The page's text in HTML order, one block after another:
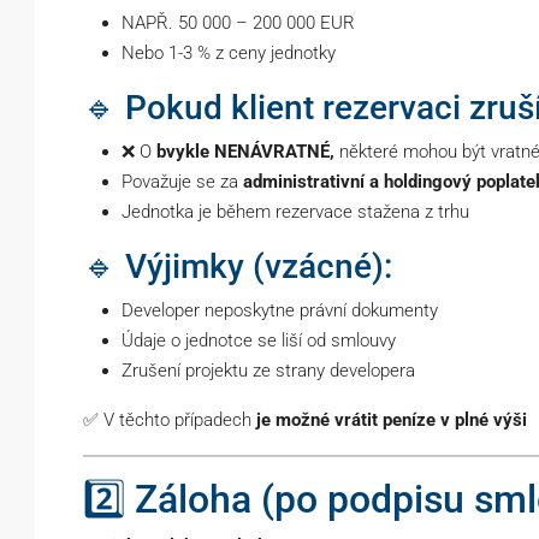
NAPŘ. 50 000 – 200 000 EUR
Nebo 1-3 % z ceny jednotky
🔹 Pokud klient rezervaci
❌ O bvykle NENÁVRATNÉ, některé mohou být
Považuje se za administrativní a holdingový
Jednotka je během rezervace stažena z trhu
🔹 Výjimky (vzácné):
Developer neposkytne právní dokumenty
Údaje o jednotce se liší od smlouvy
Zrušení projektu ze strany developera
✅ V těchto případech je možné vrátit peníze v plné výši
2️⃣ Záloha (po podpisu